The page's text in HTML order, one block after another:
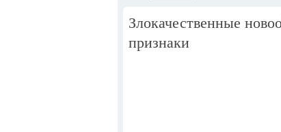
Злокачественные
признаки